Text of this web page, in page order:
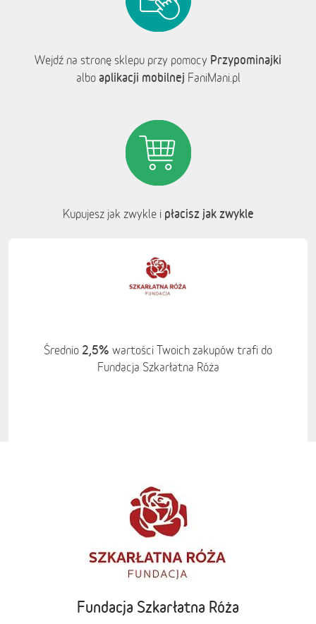
Wejdź na stronę sklepu przy pomocy Przypominajki
albo aplikacji mobilnej FaniMani.pl
Kupujesz jak zwykle i płacisz jak zwykle
Średnio 2,5% wartości Twoich zakupów trafi do
Fundacja Szkarłatna Róża
Fundacja Szkarłatna Róża